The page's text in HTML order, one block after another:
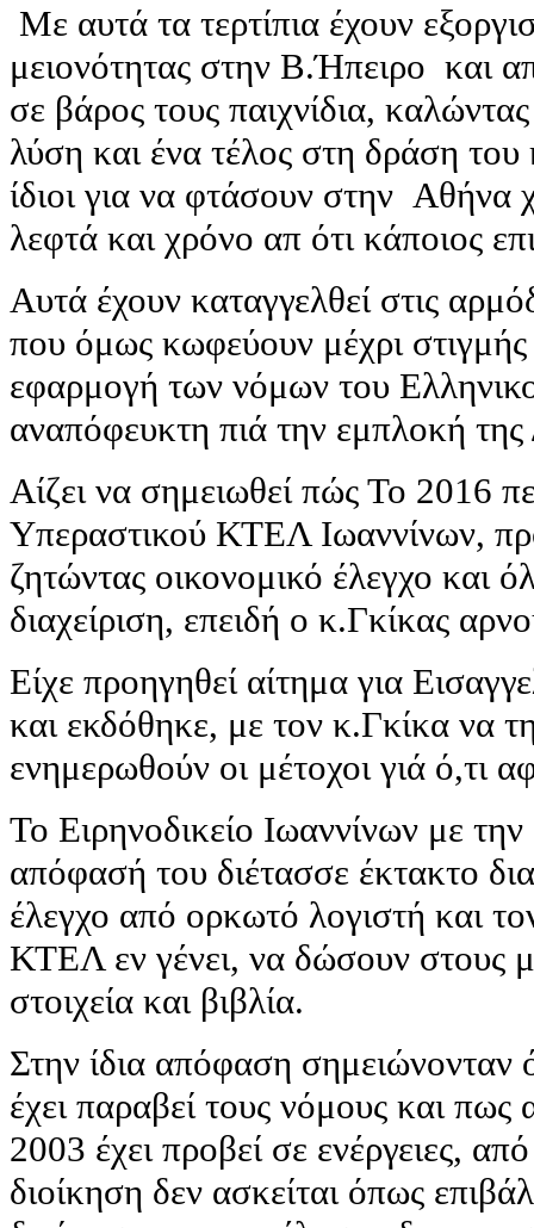
Με αυτά τα τερτίπια έχουν
μειονότητας στην Β.Ήπειρο και
σε βάρος τους παιχνίδια,
λύση και ένα τέλος στη δράση
ίδιοι για να φτάσουν στην Αθήνα
λεφτά και χρόνο απ ότι κάποιος
Αυτά έχουν καταγγελθεί στις
που όμως κωφεύουν μέχρι
εφαρμογή των νόμων του
αναπόφευκτη πιά την εμπλοκή της
Αίζει να σημειωθεί πώς Το 2016
Υπεραστικού ΚΤΕΛ Ιωαννίνων,
ζητώντας οικονομικό έλεγχο και
διαχείριση, επειδή ο κ.Γκίκας
Είχε προηγηθεί αίτημα για
και εκδόθηκε, με τον κ.Γκίκα να
ενημερωθούν οι μέτοχοι γιά ό,τι
Το Ειρηνοδικείο Ιωαννίνων με
απόφασή του διέτασσε έκτακτο
έλεγχο από ορκωτό λογιστή και
ΚΤΕΛ εν γένει, να δώσουν στους
στοιχεία και βιβλία.
Στην ίδια απόφαση
έχει παραβεί τους νόμους και πως
2003 έχει προβεί σε ενέργειες,
διοίκηση δεν ασκείται όπως